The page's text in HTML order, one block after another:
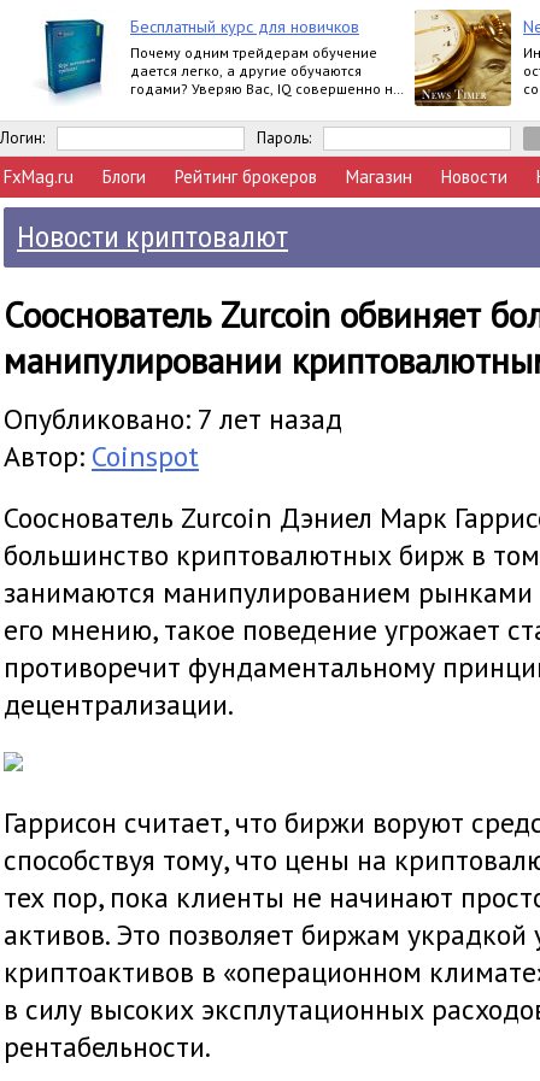
Бесплатный курс для новичков
Почему одним трейдерам обучение
дается легко, а другие обучаются
годами? Уверяю Вас, IQ совершенно не
Логин: Пароль:
FxMag.ru Блоги Рейтинг брокеров Магазин Новости
Новости криптовалют
Сооснователь Zurcoin обвиняет
манипулировании
Опубликовано: 7 лет назад
Автор: Coinspot
Сооснователь Zurcoin Дэниел Марк
большинство криптовалютных бирж в
занимаются манипулированием
его мнению, такое поведение угрожает
противоречит фундаментальному
децентрализации.
Гаррисон считает, что биржи воруют
способствуя тому, что цены на
тех пор, пока клиенты не начинают
активов. Это позволяет биржам украдкой
криптоактивов в «операционном
в силу высоких эксплутационных
рентабельности.